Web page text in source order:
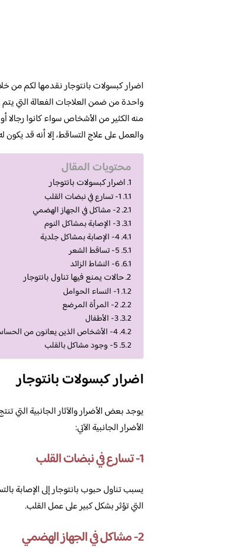
اضرار كبسولات بانتوجار نقدمها لكم من
واحدة من ضمن العلاجات الفعالة التي يتم
منه الكثير من الأشخاص سواء كانوا رجالا
والعمل على علاج التساقط، إلا أنه قد
محتويات المقال
اضرار كبسولات بانتوجار
1- تسارع في نبضات القلب
2- مشاكل في الجهاز الهضمي
3- الإصابة بمشاكل النوم
4- الإصابة بمشاكل جلدية
5- تساقط الشعر
6- النشاط الزائد
حالات يمنع فيها تناول بانتوجار
1- النساء الحوامل
2- المرأة المرضع
3- الأطفال
4- الأشخاص الذين يعانون من الحساسية
5- وجود مشاكل بالقلب
اضرار كبسولات بانتوجار
يوجد بعض الأضرار والآثار الجانبية التي
الأضرار الجانبية الآتي:
1- تسارع في نبضات القلب
يسبب تناول حبوب بانتوجار إلى الإصابة
التي تؤثر بشكل كبير على عمل القلب.
2- مشاكل في الجهاز الهضمي